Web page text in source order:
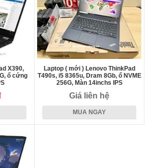
X390,
ổ cứng
Laptop ( mới ) Lenovo ThinkPad
T490s, i5 8365u, Dram 8Gb, ổ NVME
256G, Màn 14inchs IPS
Giá liên hệ
MUA NGAY